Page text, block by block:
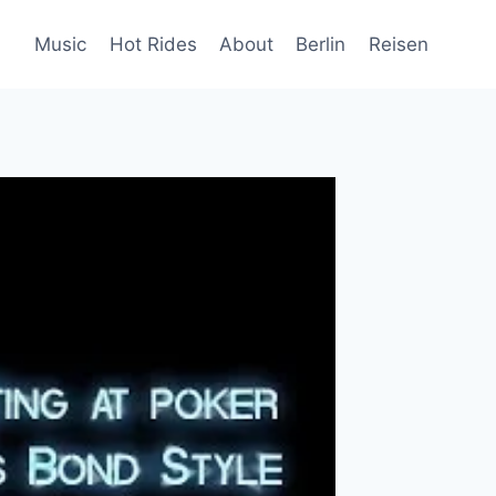
Music Hot Rides About Berlin Reisen